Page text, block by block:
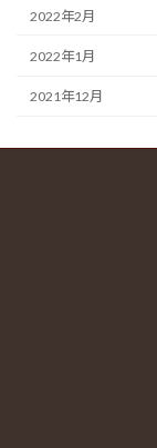
2022年2月
2022年1月
2021年12月